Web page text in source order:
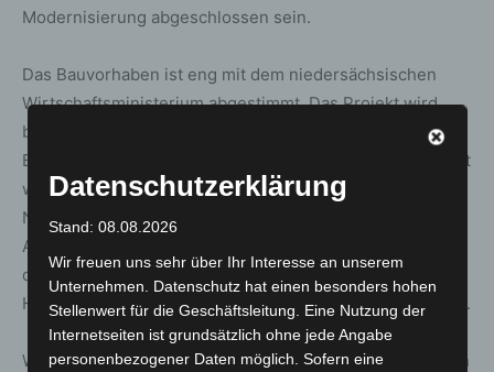
Modernisierung abgeschlossen sein.
Das Bauvorhaben ist eng mit dem niedersächsischen
Wirtschaftsministerium abgestimmt. Das Projekt wird
bewusst über mehrere Jahre verteilt und die
Bauabschnitte so geplant, dass der Flugbetrieb möglichst
wenig beeinträchtigt und die Auswirkungen für die
Nachbarschaft so gering wie möglich gehalten werden.
Auch in den Wintermonaten wird daher gearbeitet – trotz
der damit verbunden höheren baulichen
Herausforderungen und kostenintensiveren Maßnahmen.
Während der gesamten Baumaßnahmen an der Nordbahn
Datenschutzerklärung
Stand: 08.08.2026
Wir freuen uns sehr über Ihr Interesse an unserem
Unternehmen. Datenschutz hat einen besonders hohen
Stellenwert für die Geschäftsleitung. Eine Nutzung der
Internetseiten ist grundsätzlich ohne jede Angabe
personenbezogener Daten möglich. Sofern eine